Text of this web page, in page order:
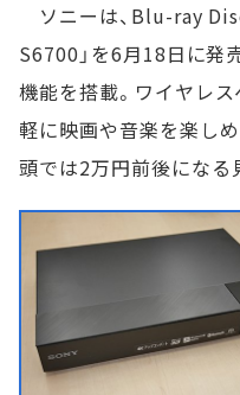
ソニーは、Blu-ray
S6700」を6月18日に
機能を搭載。ワイヤレ
軽に映画や音楽を楽し
頭では2万円前後になる